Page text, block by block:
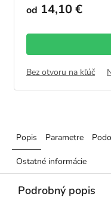
od 14,10 €
Bez otvoru na kľúč
Popis Parametre
Ostatné informácie
Podrobný popis